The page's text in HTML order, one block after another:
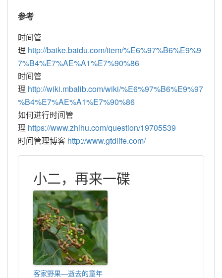
参考
时间管
理 http://baike.baidu.com/item/%E6%97%B6%E9%9
7%B4%E7%AE%A1%E7%90%86
时间管
理 http://wiki.mbalib.com/wiki/%E6%97%B6%E9%97
%B4%E7%AE%A1%E7%90%86
如何进行时间管
理 https://www.zhihu.com/question/19705539
时间管理博客 http://www.gtdlife.com/
小二，再来一碟
客家野果—逝去的童年